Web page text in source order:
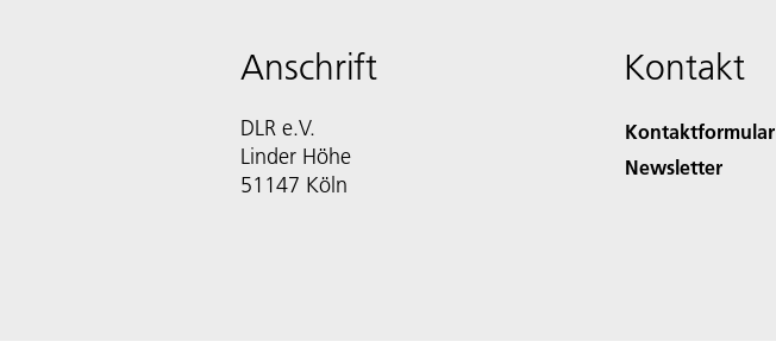
Anschrift
DLR e.V.
Linder Höhe
51147 Köln
Kontakt
Kontaktformular
Newsletter